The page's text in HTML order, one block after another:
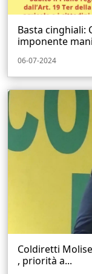
Basta cinghiali:
imponente
06-07-2024
Coldiretti
, priorità a...